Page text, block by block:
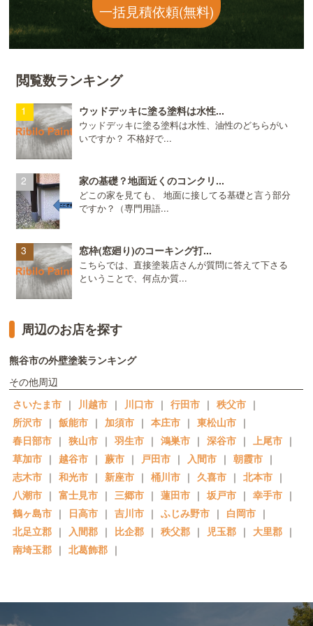
一括見積依頼(無料)
閲覧数ランキング
ウッドデッキに塗る塗料は水性...
ウッドデッキに塗る塗料は水性、油性のどちらがい
いですか？ 不格好で...
家の基礎？地面近くのコンクリ...
どこの家を見ても、 地面に接してる基礎と言う部分
ですか？（専門用語...
窓枠(窓廻り)のコーキング打...
こちらでは、直接塗装店さんが質問に答えて下さる
ということで、何点か質...
周辺のお店を探す
熊谷市の外壁塗装ランキング
その他周辺
さいたま市 ｜ 川越市 ｜ 川口市 ｜ 行田市 ｜ 秩父市 ｜
所沢市 ｜ 飯能市 ｜ 加須市 ｜ 本庄市 ｜ 東松山市 ｜
春日部市 ｜ 狭山市 ｜ 羽生市 ｜ 鴻巣市 ｜ 深谷市 ｜ 上尾市 ｜
草加市 ｜ 越谷市 ｜ 蕨市 ｜ 戸田市 ｜ 入間市 ｜ 朝霞市 ｜
志木市 ｜ 和光市 ｜ 新座市 ｜ 桶川市 ｜ 久喜市 ｜ 北本市 ｜
八潮市 ｜ 富士見市 ｜ 三郷市 ｜ 蓮田市 ｜ 坂戸市 ｜ 幸手市 ｜
鶴ヶ島市 ｜ 日高市 ｜ 吉川市 ｜ ふじみ野市 ｜ 白岡市 ｜
北足立郡 ｜ 入間郡 ｜ 比企郡 ｜ 秩父郡 ｜ 児玉郡 ｜ 大里郡 ｜
南埼玉郡 ｜ 北葛飾郡 ｜